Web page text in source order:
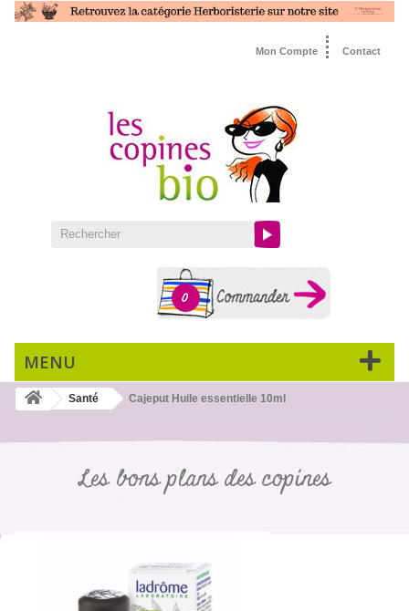
Contact
Mon Compte
0
MENU
Santé Cajeput Huile essentielle 10ml
Les bons plans des copines